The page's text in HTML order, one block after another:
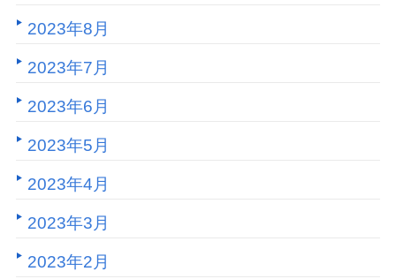
2023年8月
2023年7月
2023年6月
2023年5月
2023年4月
2023年3月
2023年2月